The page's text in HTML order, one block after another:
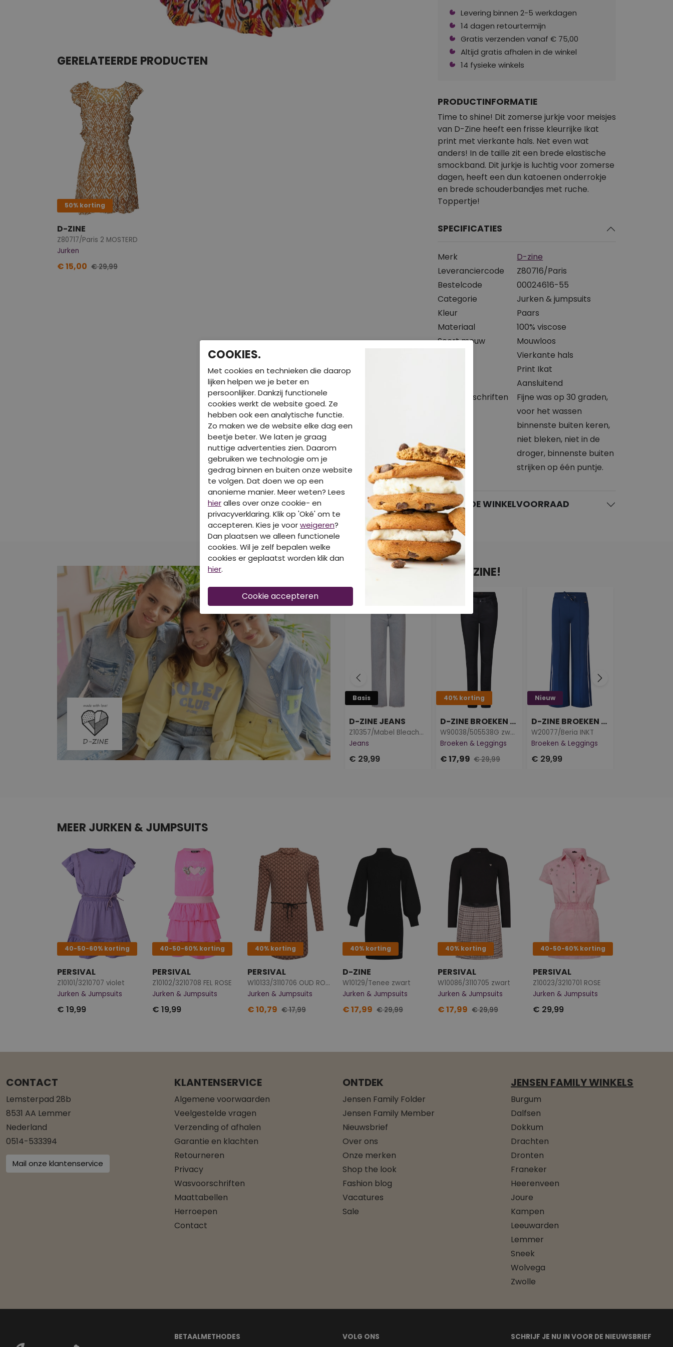
GERELATEERDE PRODUCTEN
50% korting
D-ZINE
Z80717/Paris 2 MOSTERD
Jurken
€ 15,00 € 29,99
Levering binnen 2-5 werkdagen
14 dagen retourtermijn
Gratis verzenden vanaf € 75,00
Altijd gratis afhalen in de winkel
14 fysieke winkels
PRODUCTINFORMATIE
Time to shine! Dit zomerse jurkje voor meisjes
van D-Zine heeft een frisse kleurrijke Ikat
print met vierkante hals. Net even wat
anders! In de taille zit een brede elastische
smockband. Dit jurkje is luchtig voor zomerse
dagen, heeft een dun katoenen onderrokje
en brede schouderbandjes met ruche.
Toppertje!
SPECIFICATIES
Merk
D-zine
Leveranciercode
Z80716/Paris
Bestelcode
00024616-55
Categorie
Jurken & jumpsuits
Kleur
Paars
Materiaal
100% viscose
Soort mouw
Mouwloos
Vierkante hals
Print Ikat
Aansluitend
Wasvoorschriften
Fijne was op 30 graden,
voor het wassen
binnenste buiten keren,
niet bleken, niet in de
droger, binnenste buiten
strijken op één puntje.
BEKIJK DE WINKELVOORRAAD
DIT IS OOK LEUK VAN D-ZINE!
Basis
D-ZINE JEANS
Z10357/Mabel Bleached dnm
Jeans
€ 29,99
40% korting
D-ZINE BROEKEN & LEGGINGS
W90038/505538G zwart
Broeken & Leggings
€ 17,99 € 29,99
Nieuw
D-ZINE BROEKEN & LEGGINGS
W20077/Beria INKT
Broeken & Leggings
€ 29,99
MEER JURKEN & JUMPSUITS
40-50-60% korting
PERSIVAL
Z10101/3210707 violet
Jurken & Jumpsuits
€ 19,99
40-50-60% korting
PERSIVAL
Z10102/3210708 FEL ROSE
Jurken & Jumpsuits
€ 19,99
40% korting
PERSIVAL
W10133/3110706 OUD ROSE
Jurken & Jumpsuits
€ 10,79 € 17,99
40% korting
D-ZINE
W10129/Tenee zwart
Jurken & Jumpsuits
€ 17,99 € 29,99
40% korting
PERSIVAL
W10086/3110705 zwart
Jurken & Jumpsuits
€ 17,99 € 29,99
40-50-60% korting
PERSIVAL
Z10023/3210701 ROSE
Jurken & Jumpsuits
€ 29,99
CONTACT
Lemsterpad 28b
8531 AA Lemmer
Nederland
0514-533394
Mail onze klantenservice
KLANTENSERVICE
Algemene voorwaarden
Veelgestelde vragen
Verzending of afhalen
Garantie en klachten
Retourneren
Privacy
Wasvoorschriften
Maattabellen
Herroepen
Contact
ONTDEK
Jensen Family Folder
Jensen Family Member
Nieuwsbrief
Over ons
Onze merken
Shop the look
Fashion blog
Vacatures
Sale
JENSEN FAMILY WINKELS
Burgum
Dalfsen
Dokkum
Drachten
Dronten
Franeker
Heerenveen
Joure
Kampen
Leeuwarden
Lemmer
Sneek
Wolvega
Zwolle
BETAALMETHODES SCHRIJF JE NU IN VOOR DE NIEUWSBRIEF
VOLG ONS
COOKIES.
Met cookies en technieken die daarop
lijken helpen we je beter en
persoonlijker. Dankzij functionele
cookies werkt de website goed. Ze
hebben ook een analytische functie.
Zo maken we de website elke dag een
beetje beter. We laten je graag
nuttige advertenties zien. Daarom
gebruiken we technologie om je
gedrag binnen en buiten onze website
te volgen. Dat doen we op een
anonieme manier. Meer weten? Lees
hieralles over onze cookie- en
privacyverklaring. Klik op 'Oké' om te
accepteren. Kies je voorweigeren?
Dan plaatsen we alleen functionele
cookies. Wil je zelf bepalen welke
cookies er geplaatst worden klik dan
hier.